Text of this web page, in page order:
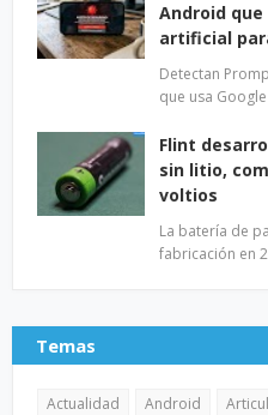
Android
artificial
Detectan
que usa
Flint
sin litio,
voltios
La batería de
fabricación en
Temas
Actualidad Android